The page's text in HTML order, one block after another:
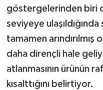
göstergelerinden biri
seviyeye
tamamen
daha dirençli hale
atlanmasının ürünün
kısalttığını belirtiyor.
Yaşam